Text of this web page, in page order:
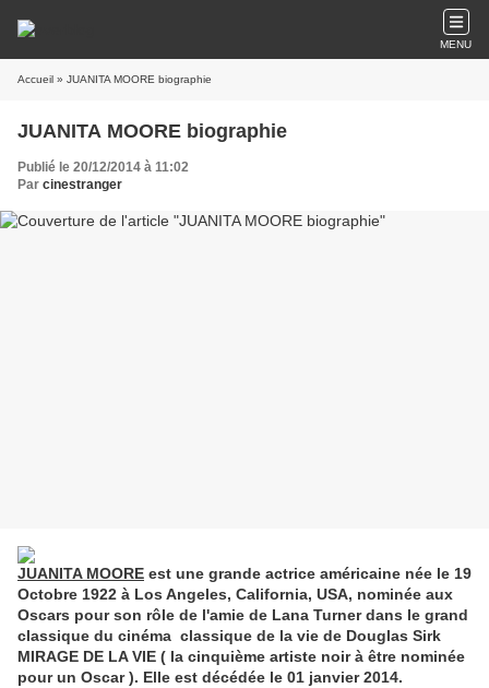
MENU
Accueil » JUANITA MOORE biographie
JUANITA MOORE biographie
Publié le 20/12/2014 à 11:02
Par cinestranger
JUANITA MOORE est une grande actrice américaine née le 19
Octobre 1922 à Los Angeles, California, USA, nominée aux
Oscars pour son rôle de l'amie de Lana Turner dans le grand
classique du cinéma classique de la vie de Douglas Sirk
MIRAGE DE LA VIE ( la cinquième artiste noir à être nominée
pour un Oscar ). Elle est décédée le 01 janvier 2014.